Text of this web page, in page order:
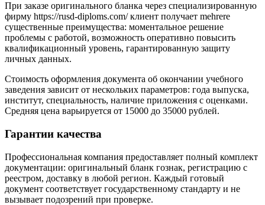
При заказе оригинального бланка через специализированную
фирму https://rusd-diploms.com/ клиент получает mehrere
существенные преимущества: моментальное решение
проблемы с работой, возможность оперативно повысить
квалификационный уровень, гарантированную защиту
личных данных.
Стоимость оформления документа об окончании учебного
заведения зависит от нескольких параметров: года выпуска,
институт, специальность, наличие приложения с оценками.
Средняя цена варьируется от 15000 до 35000 рублей.
Гарантии качества
Профессиональная компания предоставляет полный комплект
документации: оригинальный бланк гознак, регистрацию с
реестром, доставку в любой регион. Каждый готовый
документ соответствует государственному стандарту и не
вызывает подозрений при проверке.